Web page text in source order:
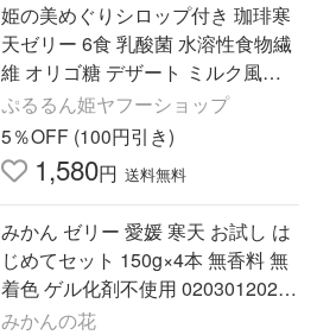
姫の美めぐりシロップ付き 珈琲寒
天ゼリー 6食 乳酸菌 水溶性食物繊
維 オリゴ糖 デザート ミルク風味
シロップ ダイエット コーヒーゼリ
ー おやつ 爆買
ぷるるん姫ヤフーショップ
5％OFF (100円引き)
1,580円 送料無料
みかん ゼリー 愛媛 寒天 お試し は
じめてセット 150g×4本 無香料 無
着色 ゲル化剤不使用 0203012022
01 ポイント利用 爆買
みかんの花